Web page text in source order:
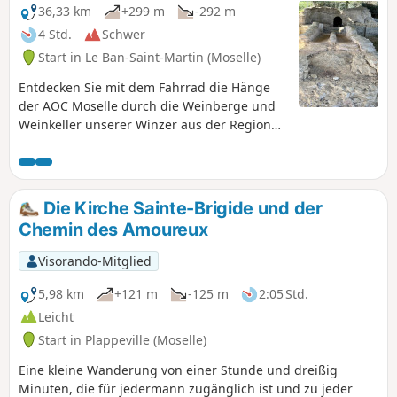
36,33 km
+299 m
-292 m
4 Std.
Schwer
Start in Le Ban-Saint-Martin (Moselle)
Entdecken Sie mit dem Fahrrad die Hänge
der AOC Moselle durch die Weinberge und
Weinkeller unserer Winzer aus der Region
Robert Schuman, am galloromanischen
Aquädukt sowie am Denkmal der Schlacht
von Dornot-Corny. Die Rückfahrt erfolgt
entlang der Voie Bleue am Ufer der Mosel.
Warnung: Diese Strecke ist vor allem auf der
Hinfahrt recht technisch und führt über
steinige Wege, die bei Nässe gefährlich sein
können. Vergessen Sie nicht Ihre
persönliche Schutzausrüstung und seien Sie
vorsichtig.
Die Kirche Sainte-Brigide und der
Chemin des Amoureux
Visorando-Mitglied
5,98 km
+121 m -125 m
2:05 Std.
Leicht
Start in Plappeville (Moselle)
Eine kleine Wanderung von einer Stunde und dreißig
Minuten, die für jedermann zugänglich ist und zu jeder